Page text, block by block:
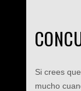
Si crees
mucho